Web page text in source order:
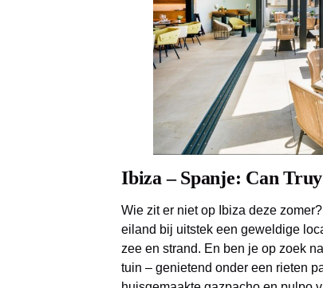
Ibiza – Spanje: Can Truy
Wie zit er niet op Ibiza deze
eiland bij uitstek een geweldige
zee en strand. En ben je op zoek
tuin – genietend onder een rieten